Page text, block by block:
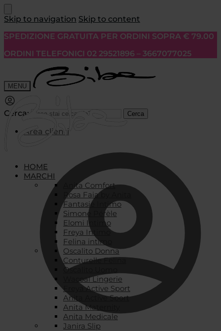
Skip to navigation Skip to content
SPEDIZIONE GRATUITA PER ORDINI SOPRA € 79.00
ORDINI TELEFONICI 02 29521896 – 3667077025
MENU
Cerca: Cerca
Area clienti
HOME
MARCHI
Anita Comfort
Rosa Faia by Anita
Fantasie Intimo
Simone Pérèle
Elomi Intimo
Freya Intimo
Felina intimo
Oscalito Donna
Conturelle Felina
Oscalito Uomo
Wacoal Lingerie
Freya Active Sport
Anita Active Sport
Anita Maternity
Anita Medicale
Janira Slip